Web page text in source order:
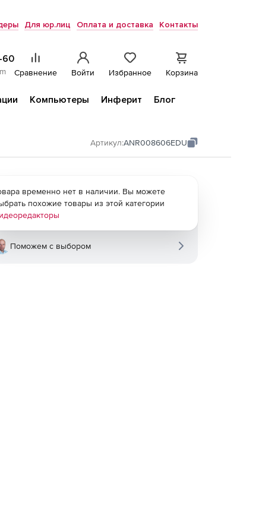
Для юр.лиц Оплата и доставка Контакты
60
Сравнение Войти Избранное Корзина
Компьютеры Инферит
Блог
Артикул:ANR008606EDU
временно нет в наличии. Вы можете
похожие товары из этой категории
Поможем с выбором